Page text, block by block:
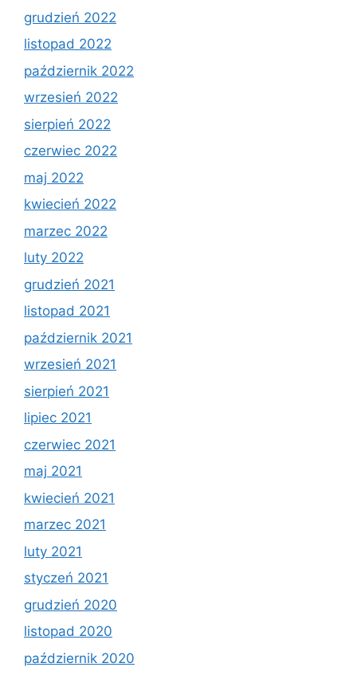
grudzień 2022
listopad 2022
październik 2022
wrzesień 2022
sierpień 2022
czerwiec 2022
maj 2022
kwiecień 2022
marzec 2022
luty 2022
grudzień 2021
listopad 2021
październik 2021
wrzesień 2021
sierpień 2021
lipiec 2021
czerwiec 2021
maj 2021
kwiecień 2021
marzec 2021
luty 2021
styczeń 2021
grudzień 2020
listopad 2020
październik 2020